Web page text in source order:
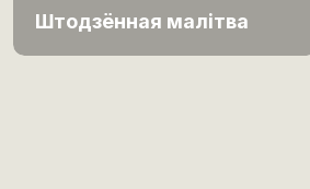
Штодзённая малітва